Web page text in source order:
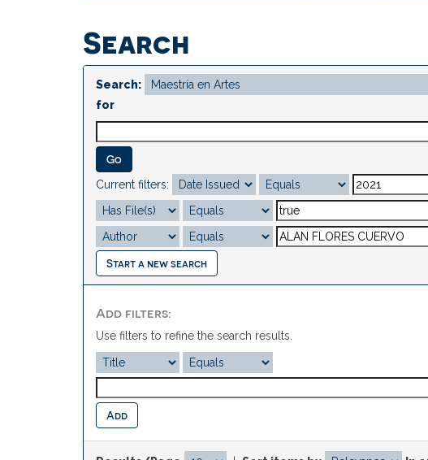
Search
Search:
for
Current filters:
Start a new search
Add filters:
Use filters to refine the search results.